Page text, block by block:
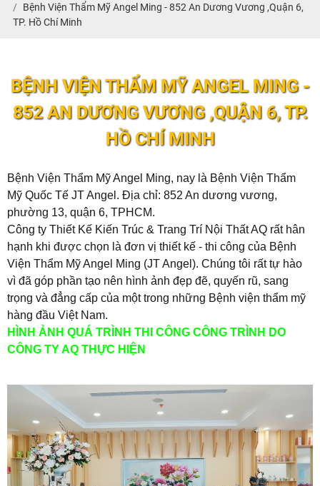
Bệnh Viện Thẩm Mỹ Angel Ming - 852 An Dương Vương ,Quận 6,
TP. Hồ Chí Minh
BỆNH VIỆN THẨM MỸ ANGEL MING -
852 AN DƯƠNG VƯƠNG ,QUẬN 6, TP.
HỒ CHÍ MINH
Bệnh Viện Thẩm Mỹ Angel Ming, nay là Bệnh Viện Thẩm
Mỹ Quốc Tế JT Angel. Địa chỉ: 852 An dương vương,
phường 13, quận 6, TPHCM.
Công ty Thiết Kế Kiến Trúc & Trang Trí Nội Thất AQ rất hân
hạnh khi được chọn là đơn vị thiết kế - thi công của Bệnh
Viện Thẩm Mỹ Angel Ming (JT Angel). Chúng tôi rất tự hào
vì đã góp phần tạo nên hình ảnh đẹp đẽ, quyến rũ, sang
trọng và đẳng cấp của một trong những Bệnh viện thẩm mỹ
hàng đầu Việt Nam.
HÌNH ẢNH QUÁ TRÌNH THI CÔNG CÔNG TRÌNH DO
CÔNG TY AQ THỰC HIỆN